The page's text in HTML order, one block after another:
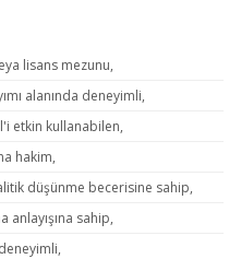
lisans mezunu,
alanında deneyimli,
etkin kullanabilen,
hakim,
düşünme becerisine sahip,
anlayışına sahip,